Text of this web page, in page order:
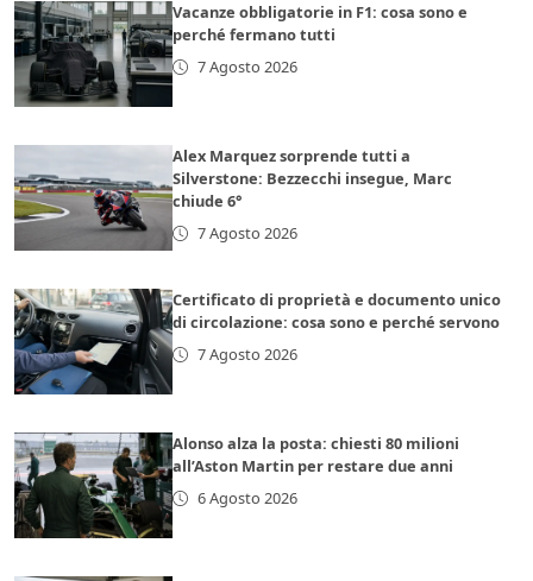
Vacanze obbligatorie in F1: cosa sono e
perché fermano tutti
7 Agosto 2026
Alex Marquez sorprende tutti a
Silverstone: Bezzecchi insegue, Marc
chiude 6°
7 Agosto 2026
Certificato di proprietà e documento unico
di circolazione: cosa sono e perché servono
7 Agosto 2026
Alonso alza la posta: chiesti 80 milioni
all’Aston Martin per restare due anni
6 Agosto 2026